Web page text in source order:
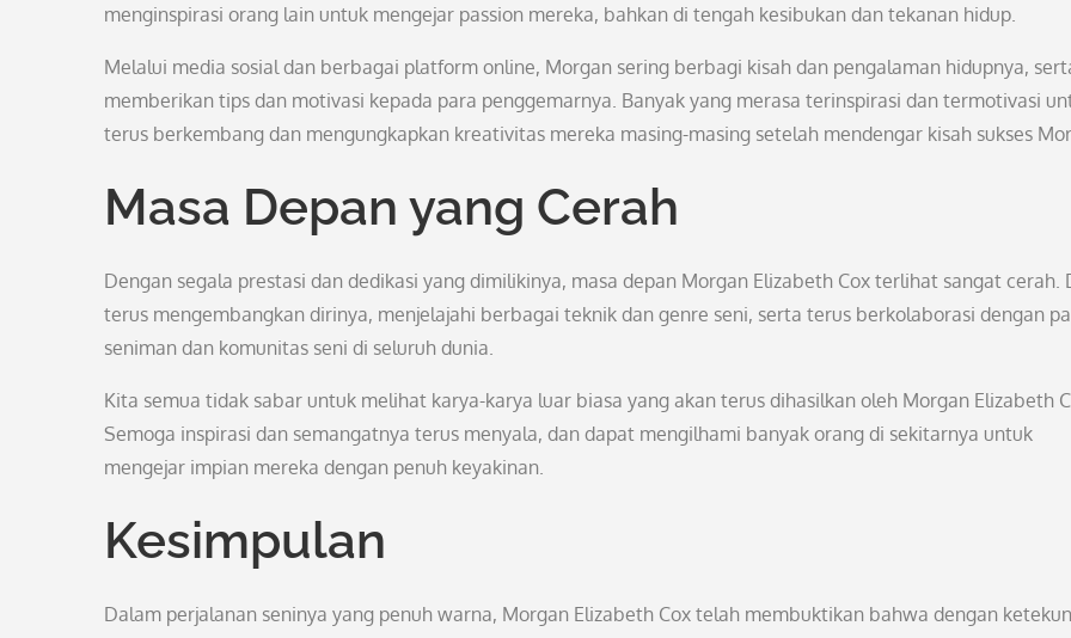
menginspirasi orang lain untuk mengejar passion mereka, bahkan di tengah kesibukan dan tekanan hidup.
Melalui media sosial dan berbagai platform online, Morgan sering berbagi kisah dan pengalaman hidupnya,
memberikan tips dan motivasi kepada para penggemarnya. Banyak yang merasa terinspirasi dan termotivasi
terus berkembang dan mengungkapkan kreativitas mereka masing-masing setelah mendengar kisah sukses
Masa Depan yang Cerah
Dengan segala prestasi dan dedikasi yang dimilikinya, masa depan Morgan Elizabeth Cox terlihat sangat cerah.
terus mengembangkan dirinya, menjelajahi berbagai teknik dan genre seni, serta terus berkolaborasi dengan
seniman dan komunitas seni di seluruh dunia.
Kita semua tidak sabar untuk melihat karya-karya luar biasa yang akan terus dihasilkan oleh Morgan Elizabeth
Semoga inspirasi dan semangatnya terus menyala, dan dapat mengilhami banyak orang di sekitarnya untuk
mengejar impian mereka dengan penuh keyakinan.
Kesimpulan
Dalam perjalanan seninya yang penuh warna, Morgan Elizabeth Cox telah membuktikan bahwa dengan